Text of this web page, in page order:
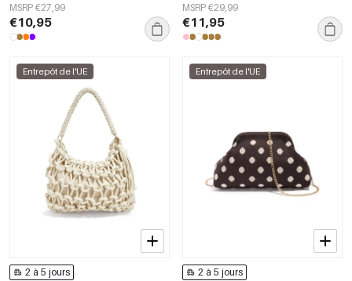
MSRP €27,99
€10,95
MSRP €29,99
€11,95
Entrepôt de l'UE
2 à 5 jours
Entrepôt de l'UE
2 à 5 jours